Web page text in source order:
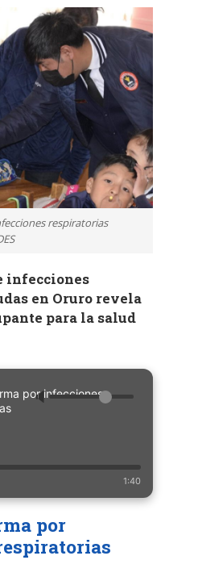
respiratorias
infecciones
en Oruro revela
para la salud
por infecciones
🔈
1:40
por